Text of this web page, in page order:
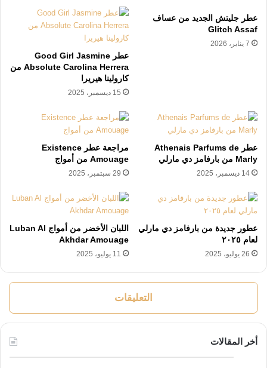
عطر جليتش الجديد من عساف
Glitch Assaf
7 يناير، 2026
عطر Good Girl Jasmine
Absolute Carolina Herrera من
كارولينا هيريرا
15 ديسمبر، 2025
عطر Athenais Parfums de
Marly من بارفامز دي مارلي
14 ديسمبر، 2025
مراجعة عطر Existence
Amouage من أمواج
29 سبتمبر، 2025
عطور جديدة من بارفامز دي مارلي
لعام ٢٠٢٥
26 يوليو، 2025
اللبان الأخضر من أمواج Luban Al
Akhdar Amouage
11 يوليو، 2025
التعليقات
أخر المقالات